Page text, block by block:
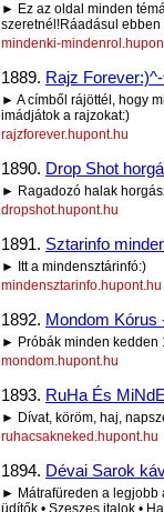
► Ez az oldal minden
szeretnél!Ráadásul
mindenki-
1889. Rajz
► A címből rájöttél, hogy
imádjátok a rajzokat:)
rajzforever.hupont.hu
1890. Drop Shot
► Ragadozó halak
dropshot.hupont.hu
1891. Sztarinfo
► Itt a mindensztárinfó:)
mindensztarinfo.hupont.hu
1892. Mondom
► Próbák minden kedden
mondom.hupont.hu
1893. RuHa És
► Dívat, köröm, haj,
ruhacsakneked.hupont.hu
1894. Dévai Sarok
► Mátrafüreden a legjobb
üdítők • Szeszes italok •